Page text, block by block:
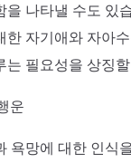
을 나타낼 수도 있
한 자기애와 자아
는 필요성을 상징
운
욕망에 대한 인식